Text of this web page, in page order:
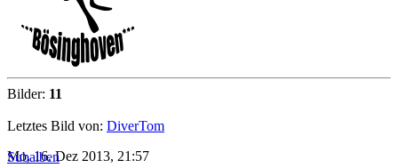
Bilder: 11
Letztes Bild von: DiverTom
Mo, 16. Dez 2013, 21:57
Subalben